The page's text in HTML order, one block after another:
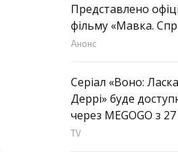
Представлено
фільму «Мавка.
Анонс
Серіал «Воно:
Деррі» буде
через MEGOGO з
TV